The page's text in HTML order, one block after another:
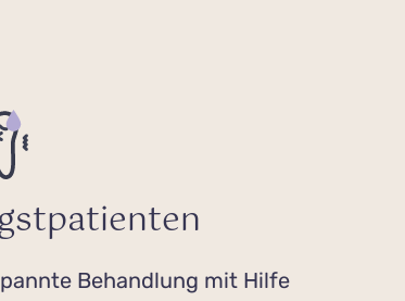
Behandlung mit Hilfe